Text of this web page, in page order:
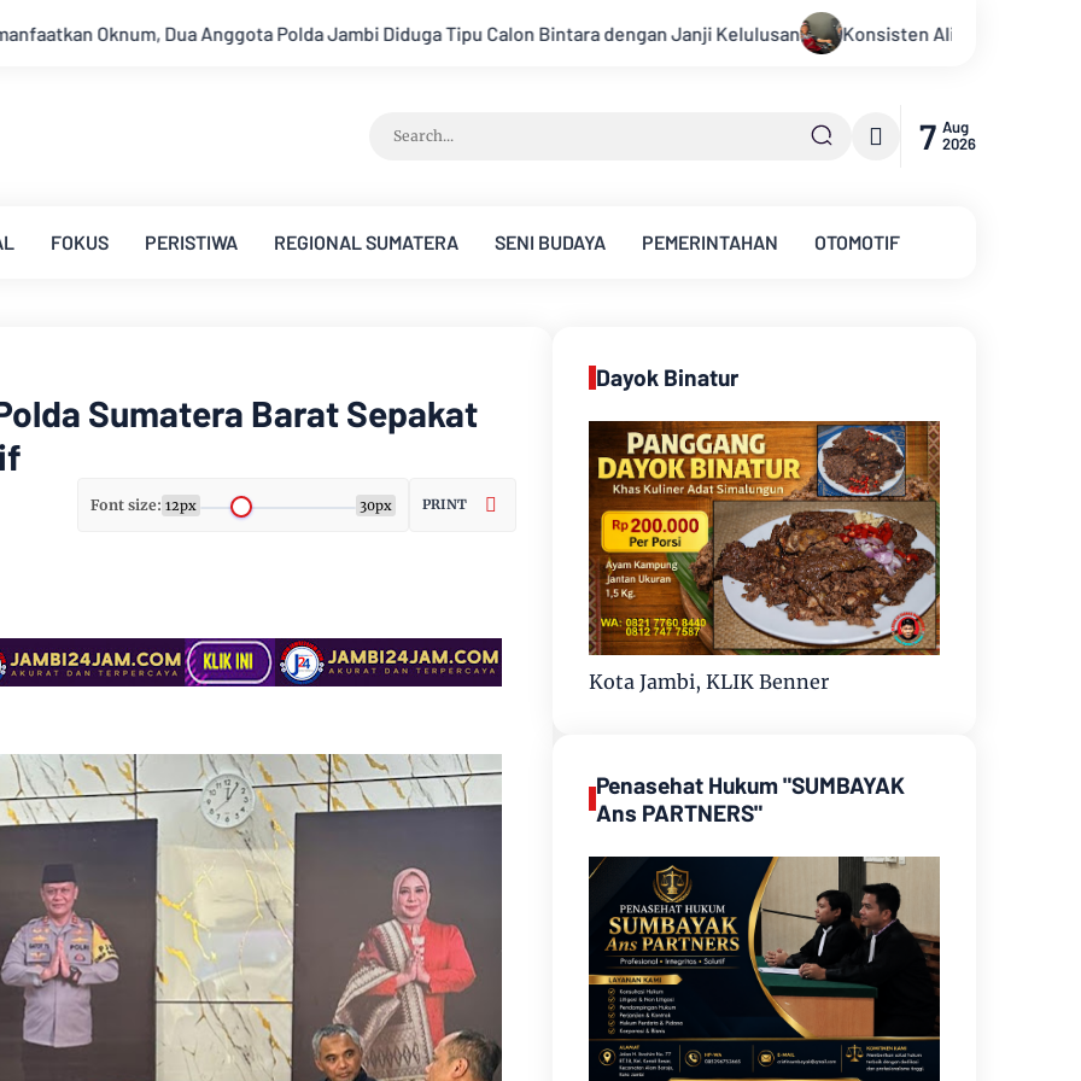
Diduga Tipu Calon Bintara dengan Janji Kelulusan Konsisten Alirkan Kepedulian, Sinsen Gelar Donor Darah ke-23
7 Aug
2026
FOKUS PERISTIWA REGIONAL SUMATERA SENI BUDAYA PEMERINTAHAN OTOMOTIF
Sumatera Barat Sepakat
Font size: 12px 30px PRINT
Dayok Binatur
Kota Jambi, KLIK Benner
Penasehat Hukum "SUMBAYAK
Ans PARTNERS"